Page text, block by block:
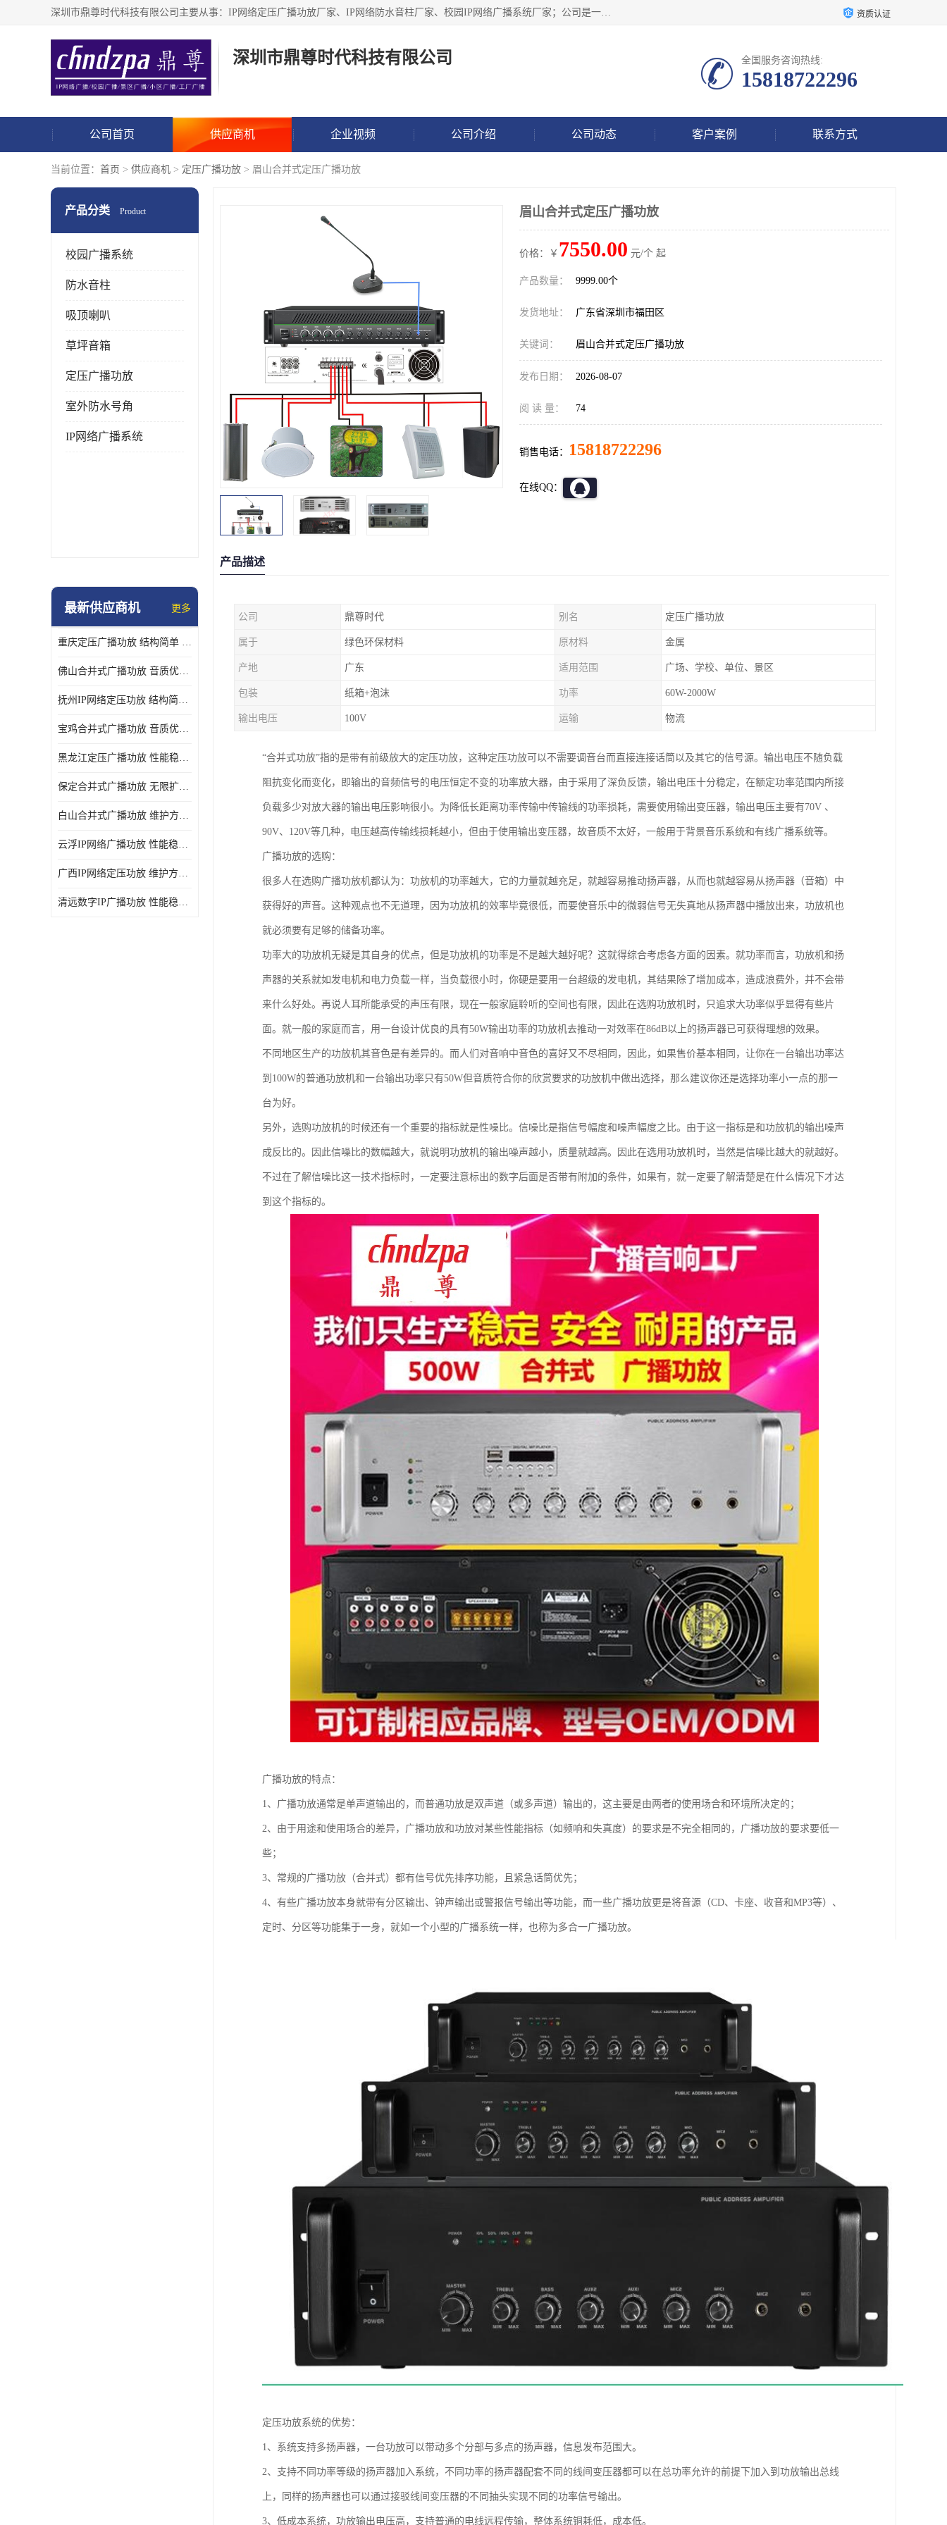
深圳市鼎尊时代科技有限公司主要从事：IP网络定压广播功放厂家、IP网络防水音柱厂家、校园IP网络广播系统厂家；公司是一家集研发、生产、销售公共广播器材于一体的现代电子科技企业。公司成立多年来，本着“自主研发技术、开拓稳定的产品”的宗旨，集多年的行业经验，引航广播行业的迅猛发展，使产品能够适应时代技术发展的需要。 资质认证
深圳市鼎尊时代科技有限公司 全国服务咨询热线:
15818722296
公司首页 供应商机 企业视频 公司介绍 公司动态 客户案例 联系方式
当前位置： 首页 > 供应商机 > 定压广播功放 > 眉山合并式定压广播功放
产品分类 Product
校园广播系统
防水音柱
吸顶喇叭
草坪音箱
定压广播功放
室外防水号角
IP网络广播系统
最新供应商机 更多
重庆定压广播功放 结构简单 传输距离远
佛山合并式广播功放 音质优美清晰 输出电压大 电流小
抚州IP网络定压功放 结构简单 多应用于公共场合
宝鸡合并式广播功放 音质优美清晰 维护方便
黑龙江定压广播功放 性能稳定 无限扩容
保定合并式广播功放 无限扩容 设计结构简单
白山合并式广播功放 维护方便 多应用于公共场合
云浮IP网络广播功放 性能稳定 设计结构简单
广西IP网络定压功放 维护方便 多应用于公共场合
清远数字IP广播功放 性能稳定 传输距离远
眉山合并式定压广播功放
价格：￥ 7550.00 元/个 起
产品数量： 9999.00个
发货地址： 广东省深圳市福田区
关键词： 眉山合并式定压广播功放
发布日期： 2026-08-07
阅 读 量： 74
销售电话： 15818722296
在线QQ：
产品描述
公司 鼎尊时代 别名 定压广播功放
属于 绿色环保材料 原材料 金属
产地 广东 适用范围 广场、学校、单位、景区
包装 纸箱+泡沫 功率 60W-2000W
输出电压 100V 运输 物流
“合并式功放”指的是带有前级放大的定压功放，这种定压功放可以不需要调音台而直接连接话筒以及其它的信号源。输出电压不随负载
阻抗变化而变化，即输出的音频信号的电压恒定不变的功率放大器，由于采用了深负反馈，输出电压十分稳定，在额定功率范围内所接
负载多少对放大器的输出电压影响很小。为降低长距离功率传输中传输线的功率损耗，需要使用输出变压器，输出电压主要有70V 、
90V、120V等几种，电压越高传输线损耗越小，但由于使用输出变压器，故音质不太好，一般用于背景音乐系统和有线广播系统等。
广播功放的选购：
很多人在选购广播功放机都认为：功放机的功率越大，它的力量就越充足，就越容易推动扬声器，从而也就越容易从扬声器（音箱）中
获得好的声音。这种观点也不无道理，因为功放机的效率毕竟很低，而要使音乐中的微弱信号无失真地从扬声器中播放出来，功放机也
就必须要有足够的储备功率。
功率大的功放机无疑是其自身的优点，但是功放机的功率是不是越大越好呢？这就得综合考虑各方面的因素。就功率而言，功放机和扬
声器的关系就如发电机和电力负载一样，当负载很小时，你硬是要用一台超级的发电机，其结果除了增加成本，造成浪费外，并不会带
来什么好处。再说人耳所能承受的声压有限，现在一般家庭聆听的空间也有限，因此在选购功放机时，只追求大功率似乎显得有些片
面。就一般的家庭而言，用一台设计优良的具有50W输出功率的功放机去推动一对效率在86dB以上的扬声器已可获得理想的效果。
不同地区生产的功放机其音色是有差异的。而人们对音响中音色的喜好又不尽相同，因此，如果售价基本相同，让你在一台输出功率达
到100W的普通功放机和一台输出功率只有50W但音质符合你的欣赏要求的功放机中做出选择，那么建议你还是选择功率小一点的那一
台为好。
另外，选购功放机的时候还有一个重要的指标就是性噪比。信噪比是指信号幅度和噪声幅度之比。由于这一指标是和功放机的输出噪声
成反比的。因此信噪比的数幅越大，就说明功放机的输出噪声越小，质量就越高。因此在选用功放机时，当然是信噪比越大的就越好。
不过在了解信噪比这一技术指标时，一定要注意标出的数字后面是否带有附加的条件，如果有，就一定要了解清楚是在什么情况下才达
到这个指标的。
广播功放的特点：
1、广播功放通常是单声道输出的，而普通功放是双声道（或多声道）输出的，这主要是由两者的使用场合和环境所决定的；
2、由于用途和使用场合的差异，广播功放和功放对某些性能指标（如频响和失真度）的要求是不完全相同的，广播功放的要求要低一
些；
3、常规的广播功放（合并式）都有信号优先排序功能，且紧急话筒优先；
4、有些广播功放本身就带有分区输出、钟声输出或警报信号输出等功能，而一些广播功放更是将音源（CD、卡座、收音和MP3等）、
定时、分区等功能集于一身，就如一个小型的广播系统一样，也称为多合一广播功放。
定压功放系统的优势：
1、系统支持多扬声器，一台功放可以带动多个分部与多点的扬声器，信息发布范围大。
2、支持不同功率等级的扬声器加入系统，不同功率的扬声器配套不同的线间变压器都可以在总功率允许的前提下加入到功放输出总线
上，同样的扬声器也可以通过接驳线间变压器的不同抽头实现不同的功率信号输出。
3、低成本系统，功放输出电压高，支持普通的电线远程传输，整体系统铜耗低，成本低。